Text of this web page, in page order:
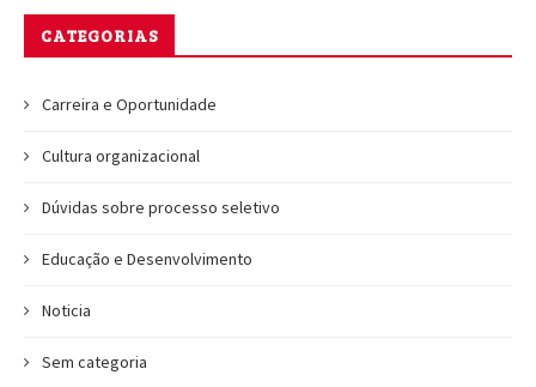
CATEGORIAS
Carreira e Oportunidade
Cultura organizacional
Dúvidas sobre processo seletivo
Educação e Desenvolvimento
Noticia
Sem categoria